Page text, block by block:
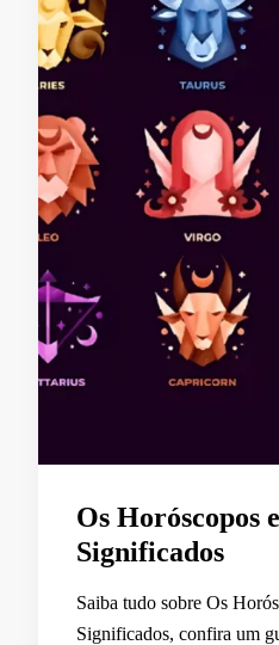
Os Horóscopos
Significados
Saiba tudo sobre Os
Significados, confira um